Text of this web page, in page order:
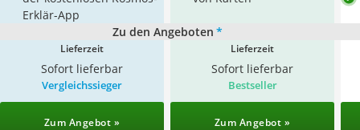
Erklär-App
Zu den Angeboten *
Lieferzeit
Sofort lieferbar
Lieferzeit
Sofort lieferbar
Vergleichssieger
Zum Angebot »
Bestseller
Zum Angebot »